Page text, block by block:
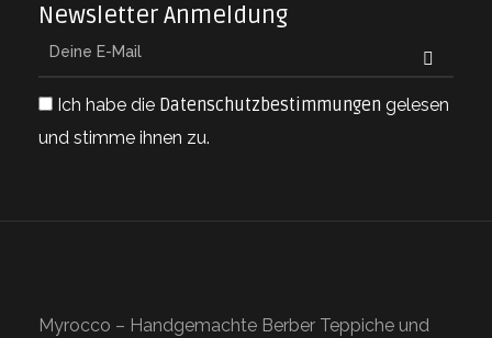
Newsletter Anmeldung
Ich habe die Datenschutzbestimmungen gelesen
und stimme ihnen zu.
Myrocco – Handgemachte Berber Teppiche und